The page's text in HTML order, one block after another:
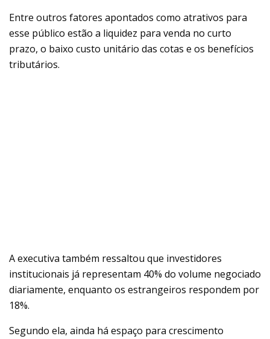
Entre outros fatores apontados como atrativos para
esse público estão a liquidez para venda no curto
prazo, o baixo custo unitário das cotas e os benefícios
tributários.
A executiva também ressaltou que investidores
institucionais já representam 40% do volume negociado
diariamente, enquanto os estrangeiros respondem por
18%.
Segundo ela, ainda há espaço para crescimento